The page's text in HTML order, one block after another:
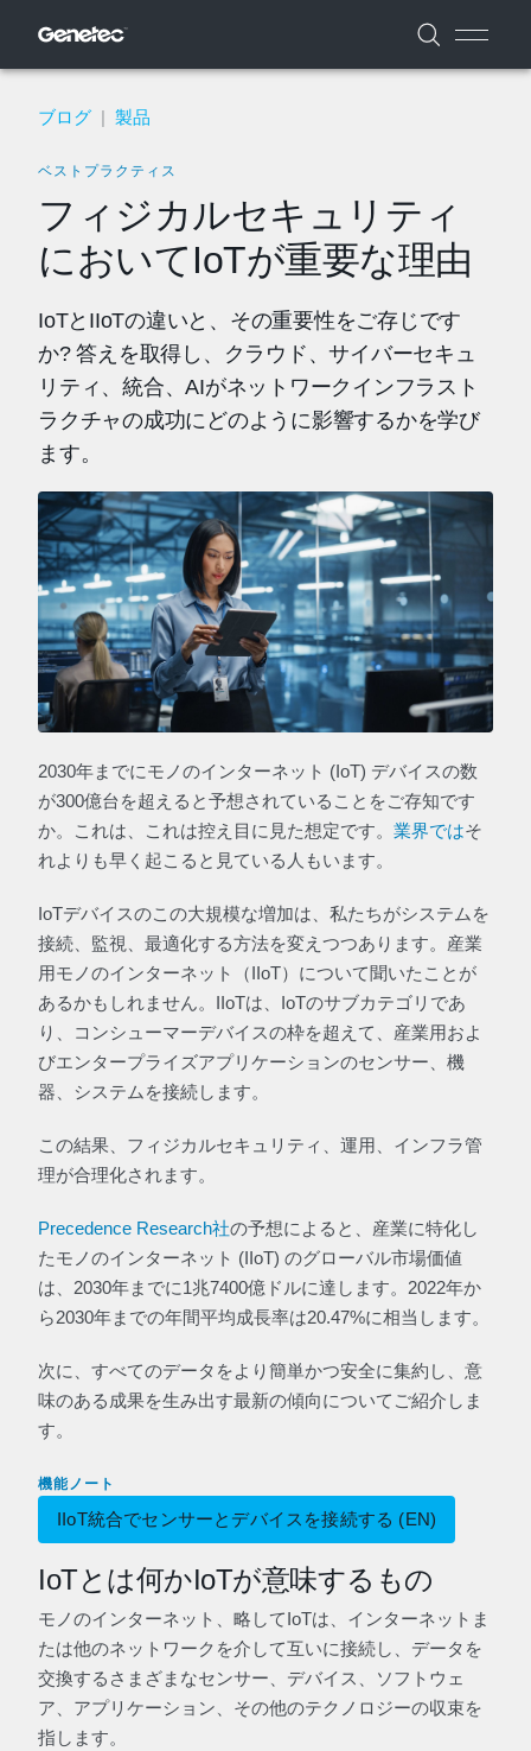
ブログ | 製品
ベストプラクティス
フィジカルセキュリティ
においてIoTが重要な理由
IoTとIIoTの違いと、その重要性をご存じです
か? 答えを取得し、クラウド、サイバーセキュ
リティ、統合、AIがネットワークインフラスト
ラクチャの成功にどのように影響するかを学び
ます。
2030年までにモノのインターネット (IoT) デバイスの数
が300億台を超えると予想されていることをご存知です
か。これは、これは控え目に見た想定です。 業界ではそ
れよりも早く起こると見ている人もいます。
IoTデバイスのこの大規模な増加は、私たちがシステムを
接続、監視、最適化する方法を変えつつあります。産業
用モノのインターネット（IIoT）について聞いたことが
あるかもしれません。IIoTは、IoTのサブカテゴリであ
り、コンシューマーデバイスの枠を超えて、産業用およ
びエンタープライズアプリケーションのセンサー、機
器、システムを接続します。
この結果、フィジカルセキュリティ、運用、インフラ管
理が合理化されます。
Precedence Research社の予想によると、産業に特化し
たモノのインターネット (IIoT) のグローバル市場価値
は、2030年までに1兆7400億ドルに達します。2022年か
ら2030年までの年間平均成長率は20.47%に相当します。
次に、すべてのデータをより簡単かつ安全に集約し、意
味のある成果を生み出す最新の傾向についてご紹介しま
す。
機能ノート
IIoT統合でセンサーとデバイスを接続する (EN)
IoTとは何かIoTが意味するもの
モノのインターネット、略してIoTは、インターネットま
たは他のネットワークを介して互いに接続し、データを
交換するさまざまなセンサー、デバイス、ソフトウェ
ア、アプリケーション、その他のテクノロジーの収束を
指します。